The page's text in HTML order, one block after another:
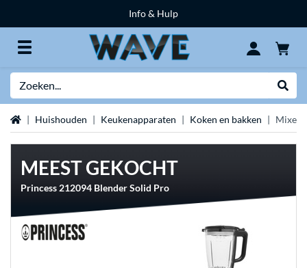
Info & Hulp
Home Huishouden Keukenapparaten Koken en bakken Mixers
MEEST GEKOCHT
Princess 212094 Blender Solid Pro